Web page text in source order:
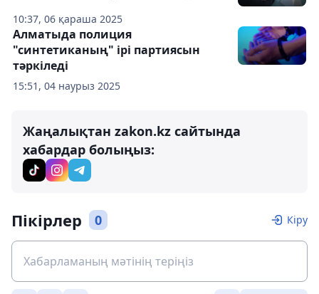
10:37, 06 қараша 2025
15:51, 04 наурыз 2025
Алматыда полиция
"синтетиканың" ірі партиясын
тәркіледі
Жаңалықтан zakon.kz сайтында
хабардар болыңыз:
Пікірлер 0 Кіру